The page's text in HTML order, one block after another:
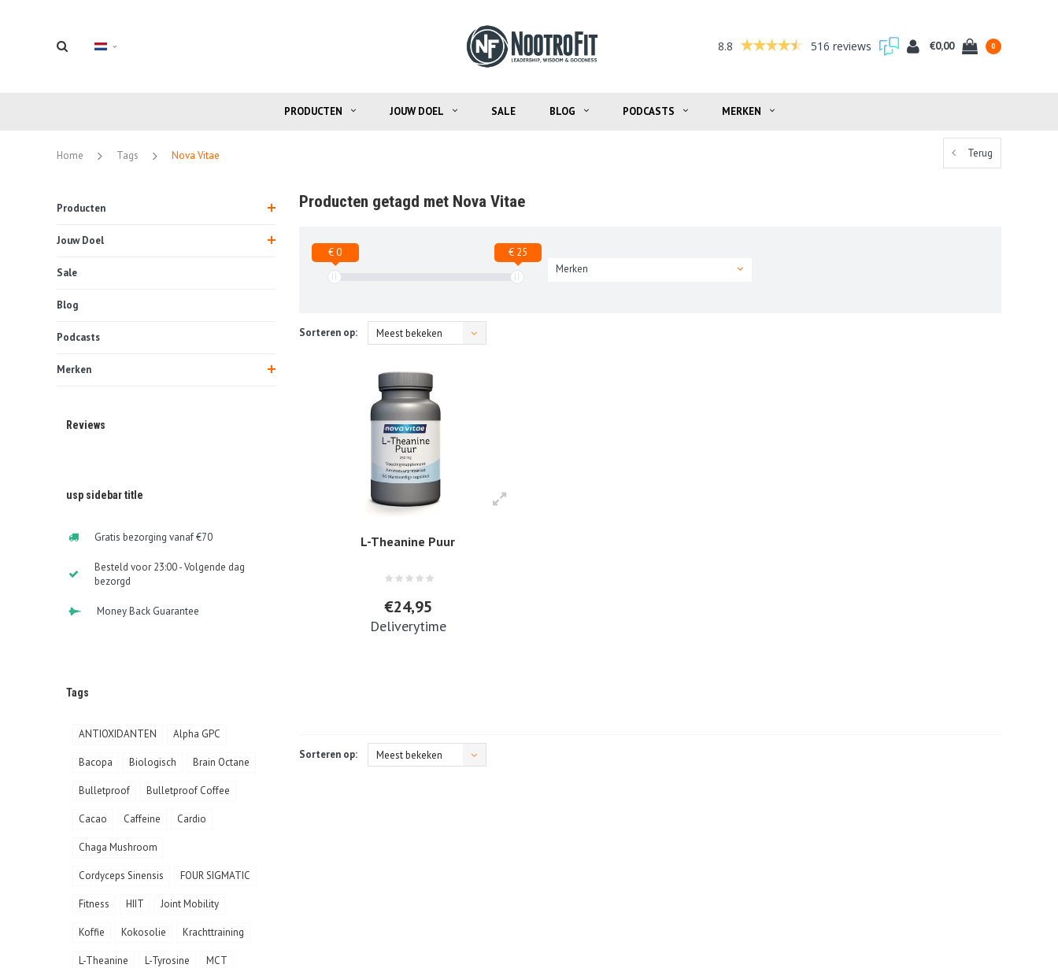
8.8 516 reviews €0,00 0
PRODUCTEN JOUW DOEL SALE BLOG PODCASTS MERKEN
Home Tags Nova Vitae Terug
Producten
Jouw Doel
Sale
Blog
Podcasts
Merken
Reviews
usp sidebar title
Gratis bezorging vanaf €70
Besteld voor 23:00 - Volgende dag
bezorgd
Money Back Guarantee
Tags
ANTIOXIDANTEN Alpha GPC
Bacopa Biologisch Brain Octane
Bulletproof Bulletproof Coffee
Cacao Caffeine Cardio
Chaga Mushroom
Cordyceps Sinensis FOUR SIGMATIC
Fitness HIIT Joint Mobility
Koffie Kokosolie Krachttraining
L-Theanine L-Tyrosine MCT
Producten getagd met Nova Vitae
€ 0
€ 25
Merken
Sorteren op: Meest bekeken
L-Theanine Puur
€24,95
Deliverytime
Sorteren op: Meest bekeken